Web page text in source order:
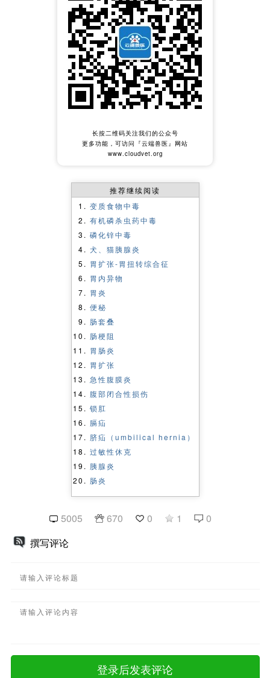
长按二维码关注我们的公众号
更多功能，可访问『云端兽医』网站
www.cloudvet.org
推荐继续阅读
变质食物中毒
有机磷杀虫药中毒
磷化锌中毒
犬、猫胰腺炎
胃扩张-胃扭转综合征
胃内异物
胃炎
便秘
肠套叠
肠梗阻
胃肠炎
胃扩张
急性腹膜炎
腹部闭合性损伤
锁肛
膈疝
脐疝（umbilical hernia）
过敏性休克
胰腺炎
肠炎
5005 670 0 1
0
撰写评论
登录后发表评论